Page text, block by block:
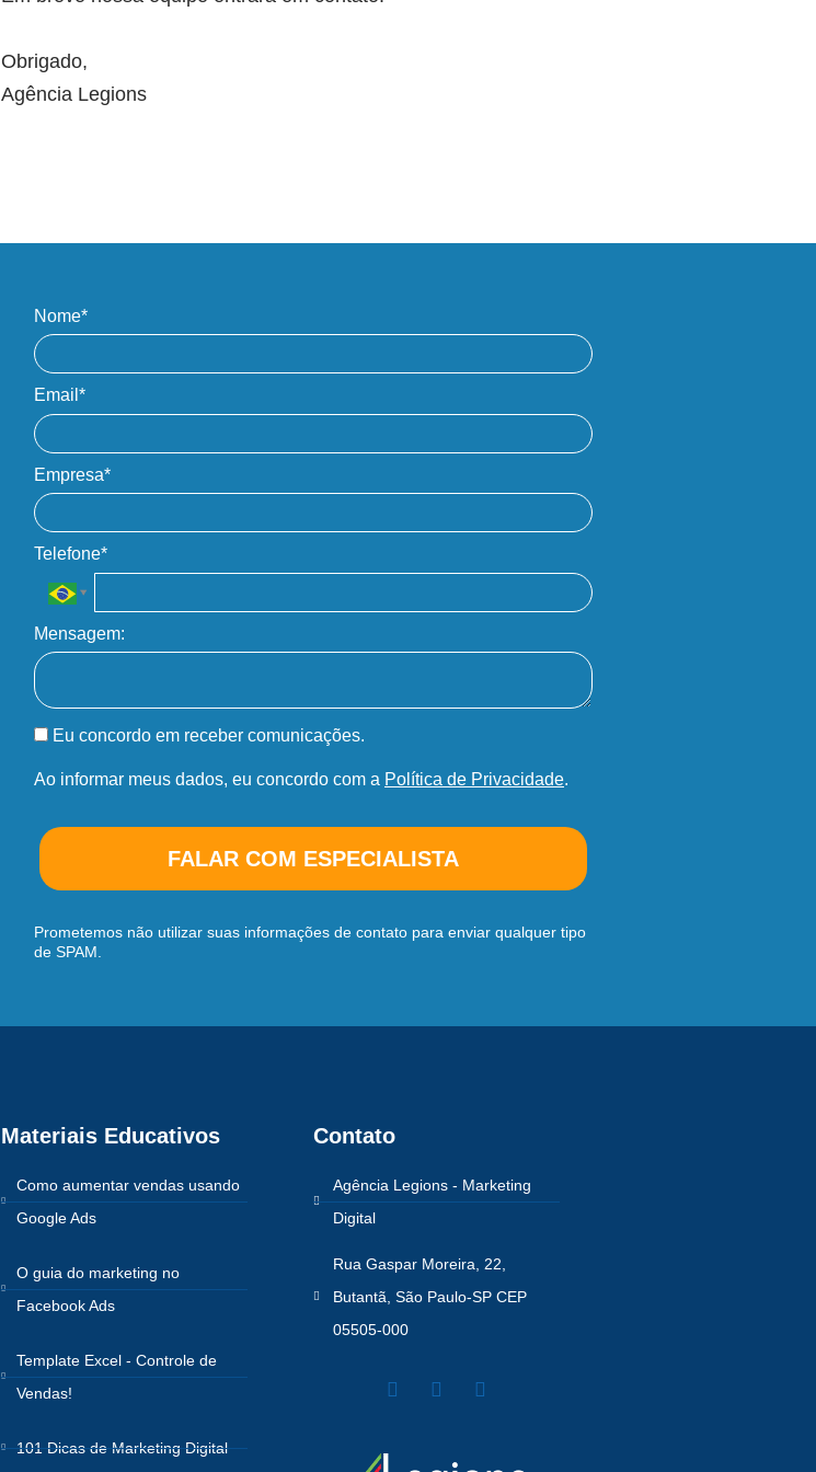
Obrigado,
Agência Legions
Nome*
Email*
Empresa*
Telefone*
Mensagem:
Eu concordo em receber comunicações.
Ao informar meus dados, eu concordo com a Política de Privacidade.
FALAR COM ESPECIALISTA
Prometemos não utilizar suas informações de contato para enviar qualquer tipo
de SPAM.
Materiais Educativos
Como aumentar vendas usando
Google Ads
O guia do marketing no
Facebook Ads
Template Excel - Controle de
Vendas!
101 Dicas de Marketing Digital
Contato
Agência Legions - Marketing
Digital
Rua Gaspar Moreira, 22,
Butantã, São Paulo-SP CEP
05505-000